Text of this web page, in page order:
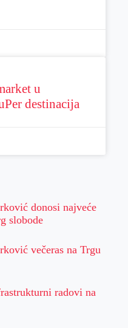
u
destinacija
donosi najveće
slobode
večeras na Trgu
radovi na